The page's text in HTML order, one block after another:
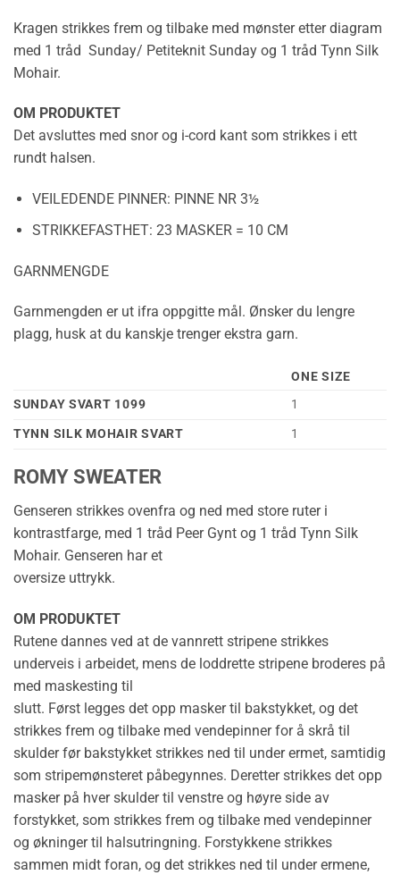
Kragen strikkes frem og tilbake med mønster etter diagram
med 1 tråd Sunday/ Petiteknit Sunday og 1 tråd Tynn Silk
Mohair.
OM PRODUKTET
Det avsluttes med snor og i-cord kant som strikkes i ett
rundt halsen.
VEILEDENDE PINNER: PINNE NR 3½
STRIKKEFASTHET: 23 MASKER = 10 CM
GARNMENGDE
Garnmengden er ut ifra oppgitte mål. Ønsker du lengre
plagg, husk at du kanskje trenger ekstra garn.
ONE SIZE
SUNDAY SVART 1099
1
TYNN SILK MOHAIR SVART
1
ROMY SWEATER
Genseren strikkes ovenfra og ned med store ruter i
kontrastfarge, med 1 tråd Peer Gynt og 1 tråd Tynn Silk
Mohair. Genseren har et
oversize uttrykk.
OM PRODUKTET
Rutene dannes ved at de vannrett stripene strikkes
underveis i arbeidet, mens de loddrette stripene broderes på
med maskesting til
slutt. Først legges det opp masker til bakstykket, og det
strikkes frem og tilbake med vendepinner for å skrå til
skulder før bakstykket strikkes ned til under ermet, samtidig
som stripemønsteret påbegynnes. Deretter strikkes det opp
masker på hver skulder til venstre og høyre side av
forstykket, som strikkes frem og tilbake med vendepinner
og økninger til halsutringning. Forstykkene strikkes
sammen midt foran, og det strikkes ned til under ermene,